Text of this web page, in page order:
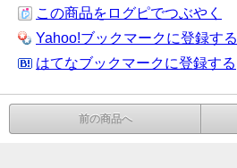
この商品をログピでつぶやく
Yahoo!ブックマークに登録する
はてなブックマークに登録する
前の商品へ